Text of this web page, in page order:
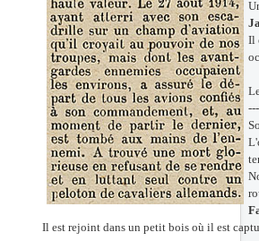
Il
Il est rejoint dans un petit bois où il est